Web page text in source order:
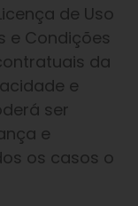
de Uso
e Condições
da
e
ser
e
os casos o